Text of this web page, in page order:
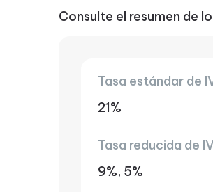
Consulte el resumen de
Tasa estándar de
21%
Tasa reducida de
9%, 5%